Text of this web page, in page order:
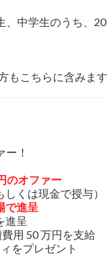
中学生のうち、
もこちらに含みます
！
のオファー
くは現金で授与）
で進呈
進呈
用 50 万円を支給
をプレゼント